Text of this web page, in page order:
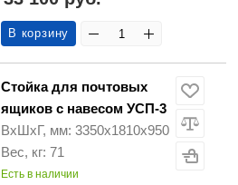
В корзину
Стойка для почтовых
ящиков с навесом УСП-3
ВхШхГ, мм: 3350х1810х950
Вес, кг: 71
Есть в наличии